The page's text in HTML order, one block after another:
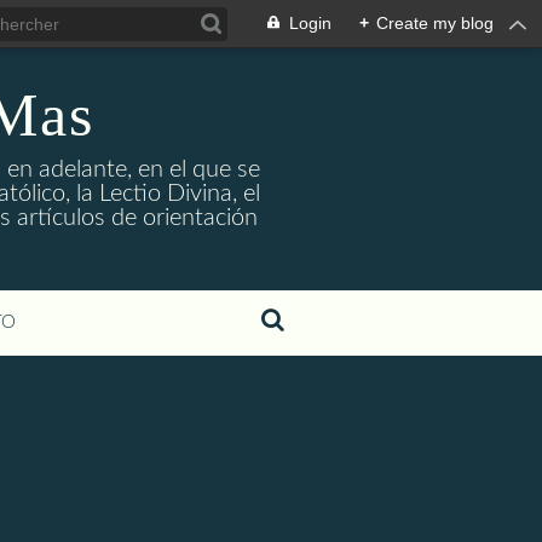
Login + Create my blog
adelante, en el que se
la Lectio Divina, el
artículos de orientación